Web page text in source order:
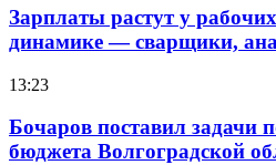
Зарплаты растут у
динамике — сварщики,
13:23
Бочаров поставил задачи
бюджета Волгоградской